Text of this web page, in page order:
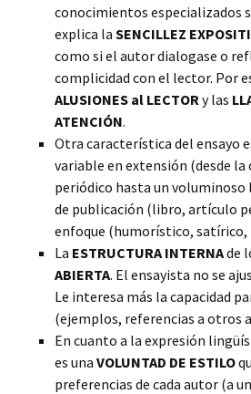
conocimientos especializados
explica la SENCILLEZ
como si el autor dialogase o
complicidad con el lector. Por
ALUSIONES al LECTORy las
ATENCIÓN.
Otra característica del ensayo
variable en extensión (desde la
periódico hasta un voluminoso
de publicación (libro, artículo
enfoque (humorístico,
La ESTRUCTURA INTERNAde
ABIERTA. El ensayista no se
Le interesa más la capacidad
(ejemplos, referencias a otros
En cuanto a la expresión
es una VOLUNTAD DE ESTILO
preferencias de cada autor (a